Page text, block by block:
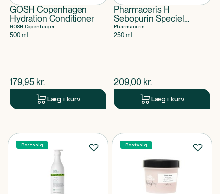
GOSH Copenhagen
Hydration Conditioner
GOSH Copenhagen
500 ml
$nuværende pris
179,95 kr.
Læg i kurv
Pharmaceris H
Sebopurin Speciel
normaliserende
shampoo til fedtet hår
Pharmaceris
250 ml
$nuværende pris
209,00 kr.
Læg i kurv
Restsalg Restsalg